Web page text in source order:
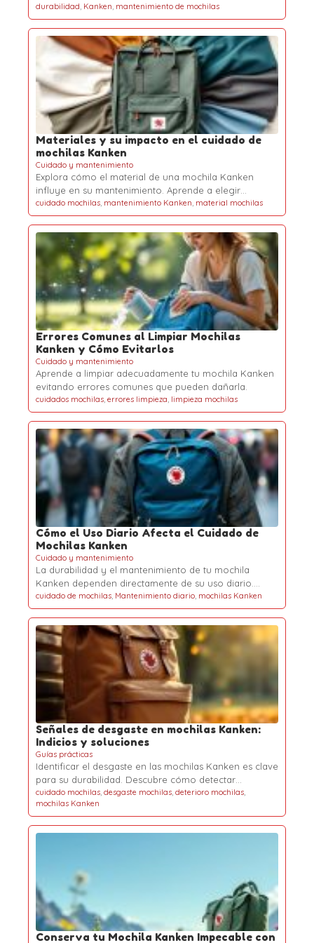
durabilidad, Kanken, mantenimiento de mochilas
Materiales y su impacto en el cuidado de
mochilas Kanken
Cuidado y mantenimiento
Explora cómo el material de una mochila Kanken
influye en su mantenimiento. Aprende a elegir…
cuidado mochilas, mantenimiento Kanken, material mochilas
Errores Comunes al Limpiar Mochilas
Kanken y Cómo Evitarlos
Cuidado y mantenimiento
Aprende a limpiar adecuadamente tu mochila Kanken
evitando errores comunes que pueden dañarla.
cuidados mochilas, errores limpieza, limpieza mochilas
Cómo el Uso Diario Afecta el Cuidado de
Mochilas Kanken
Cuidado y mantenimiento
La durabilidad y el mantenimiento de tu mochila
Kanken dependen directamente de su uso diario.…
cuidado de mochilas, Mantenimiento diario, mochilas Kanken
Señales de desgaste en mochilas Kanken:
Indicios y soluciones
Guías prácticas
Identificar el desgaste en las mochilas Kanken es clave
para su durabilidad. Descubre cómo detectar…
cuidado mochilas, desgaste mochilas, deterioro mochilas,
mochilas Kanken
Conserva tu Mochila Kanken Impecable con